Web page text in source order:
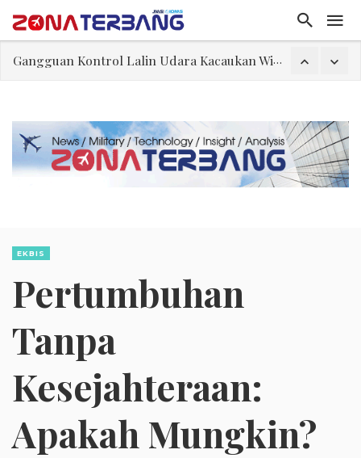
El-Sayed, Palestina, dan Peluang Diplomasi Prabowo
Trump Batasi Hak Kewarganegaraan Lewat Kelahiran dan Larang “Wisata Bersalin”
Sjafrie Sjamsoeddin: Jangan Sakiti Hati Rakyat
EKBIS
Pertumbuhan
Tanpa
Kesejahteraan:
Apakah Mungkin?